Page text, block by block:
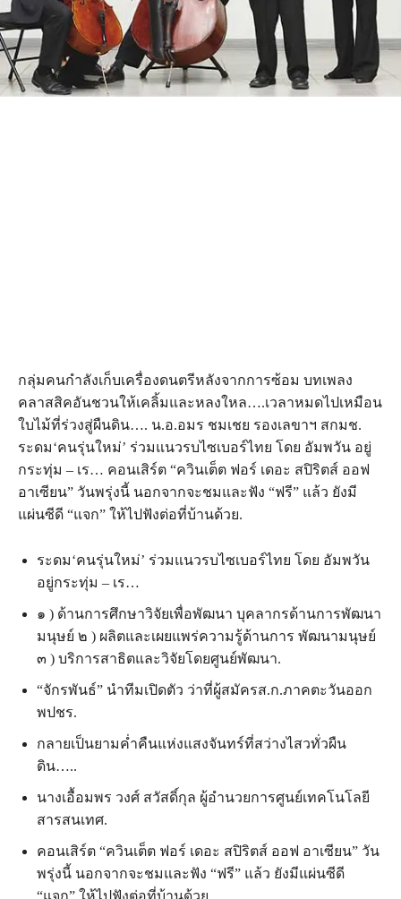
กลุ่มคนกำลังเก็บเครื่องดนตรีหลังจากการซ้อม บทเพลง
คลาสสิคอันชวนให้เคลิ้มและหลงใหล….เวลาหมดไปเหมือน
ใบไม้ที่ร่วงสู่ผืนดิน…. น.อ.อมร ชมเชย รองเลขาฯ สกมช.
ระดม‘คนรุ่นใหม่’ ร่วมแนวรบไซเบอร์ไทย โดย อัมพวัน อยู่
กระทุ่ม – เร… คอนเสิร์ต “ควินเต็ต ฟอร์ เดอะ สปิริตส์ ออฟ
อาเซียน” วันพรุ่งนี้ นอกจากจะชมและฟัง “ฟรี” แล้ว ยังมี
แผ่นซีดี “แจก” ให้ไปฟังต่อที่บ้านด้วย.
ระดม‘คนรุ่นใหม่’ ร่วมแนวรบไซเบอร์ไทย โดย อัมพวัน
อยู่กระทุ่ม – เร…
๑ ) ด้านการศึกษาวิจัยเพื่อพัฒนา บุคลากรด้านการพัฒนา
มนุษย์ ๒ ) ผลิตและเผยแพร่ความรู้ด้านการ พัฒนามนุษย์
๓ ) บริการสาธิตและวิจัยโดยศูนย์พัฒนา.
“จักรพันธ์” นำทีมเปิดตัว ว่าที่ผู้สมัครส.ก.ภาคตะวันออก
พปชร.
กลายเป็นยามค่ำคืนแห่งแสงจันทร์ที่สว่างไสวทั่วผืน
ดิน…..
นางเอื้อมพร วงศ์ สวัสดิ์กุล ผู้อำนวยการศูนย์เทคโนโลยี
สารสนเทศ.
คอนเสิร์ต “ควินเต็ต ฟอร์ เดอะ สปิริตส์ ออฟ อาเซียน” วัน
พรุ่งนี้ นอกจากจะชมและฟัง “ฟรี” แล้ว ยังมีแผ่นซีดี